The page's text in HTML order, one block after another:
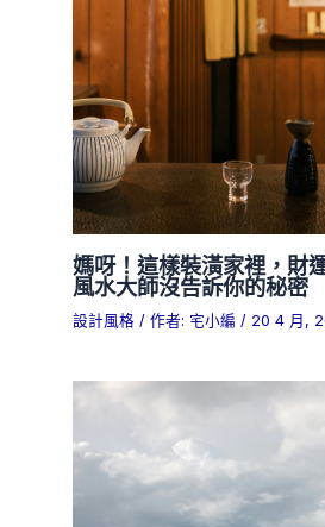
媽呀！這樣裝潢家裡，財
風水大師沒告訴你的秘密
設計風格 / 作者: 宅小編 / 20 4 月,